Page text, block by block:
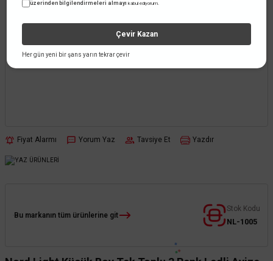
Fiyat Alarmı Yorum Yaz Tavsiye Et Yazdır
Bu markanın tüm ürünlerine git
Stok Kodu
NL-1005
üzerinden bilgilendirmeleri almayı kabul ediyorum.
Çevir Kazan
Her gün yeni bir şans yarın tekrar çevir